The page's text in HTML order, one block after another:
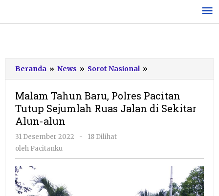
konten
Beranda » News » Sorot Nasional »
Tahun
Polres
Pacitan
di
Sekitar
alun
Malam Tahun Baru, Polres Pacitan
Tutup Sejumlah Ruas Jalan di Sekitar
Alun-alun
31 Desember 2022
oleh
-
18 Dilihat
oleh Pacitanku